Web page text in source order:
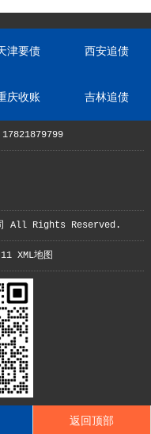
津要债 西安追债
庆收账 吉林追债
17821879799
All Rights Reserved.
XML地图
返回顶部